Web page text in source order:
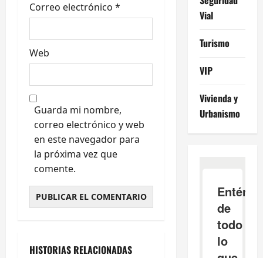
Correo electrónico *
Web
Guarda mi nombre,
correo electrónico y web
en este navegador para
la próxima vez que
comente.
HISTORIAS RELACIONADAS
Vial
Turismo
VIP
Vivienda y
Urbanismo